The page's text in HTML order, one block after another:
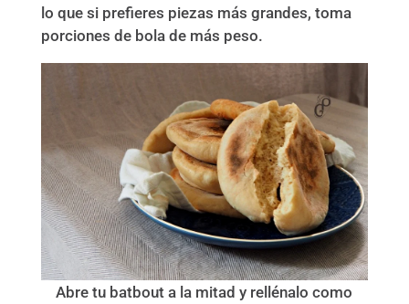
lo que si prefieres piezas más grandes, toma
porciones de bola de más peso.
Abre tu batbout a la mitad y rellénalo como